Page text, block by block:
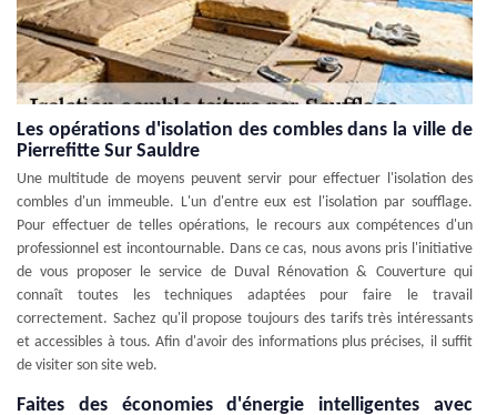
Les opérations d'isolation des combles dans la ville de
Pierrefitte Sur Sauldre
Une multitude de moyens peuvent servir pour effectuer l'isolation des
combles d'un immeuble. L'un d'entre eux est l'isolation par soufflage.
Pour effectuer de telles opérations, le recours aux compétences d'un
professionnel est incontournable. Dans ce cas, nous avons pris l'initiative
de vous proposer le service de Duval Rénovation & Couverture qui
connaît toutes les techniques adaptées pour faire le travail
correctement. Sachez qu'il propose toujours des tarifs très intéressants
et accessibles à tous. Afin d'avoir des informations plus précises, il suffit
de visiter son site web.
Faites des économies d'énergie intelligentes avec